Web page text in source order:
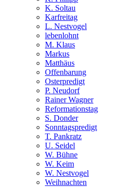
K. Soltau
Karfreitag
L. Nestvogel
lebenlohnt
M. Klaus
Markus
Matthäus
Offenbarung
Osterpredigt
P. Neudorf
Rainer Wagner
Reformationstag
S. Donder
Sonntagspredigt
T. Pankratz
U. Seidel
W. Bühne
W. Keim
W. Nestvogel
Weihnachten